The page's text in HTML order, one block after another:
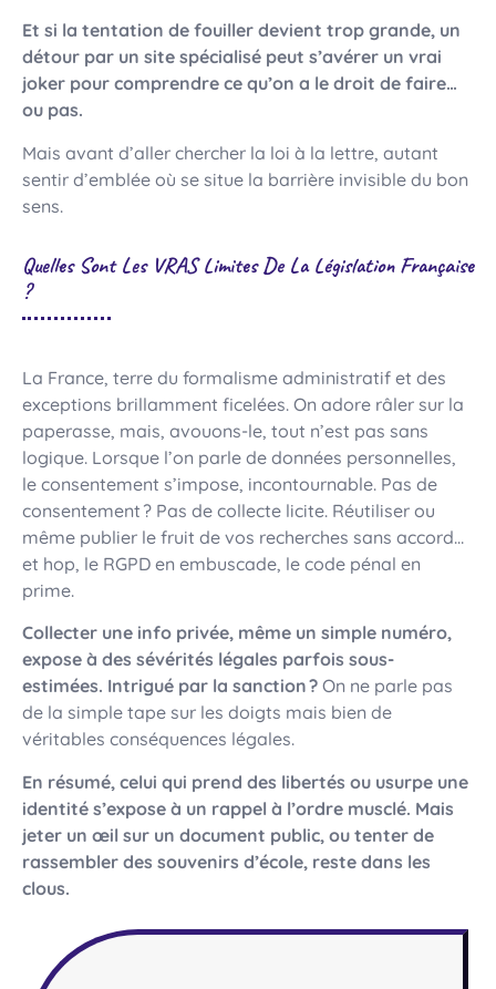
Et si la tentation de fouiller devient trop grande, un
détour par un site spécialisé peut s’avérer un vrai
joker pour comprendre ce qu’on a le droit de faire…
ou pas.
Mais avant d’aller chercher la loi à la lettre, autant
sentir d’emblée où se situe la barrière invisible du bon
sens.
Quelles Sont Les VRAS Limites De La Législation Française
?
La France, terre du formalisme administratif et des
exceptions brillamment ficelées. On adore râler sur la
paperasse, mais, avouons-le, tout n’est pas sans
logique. Lorsque l’on parle de données personnelles,
le consentement s’impose, incontournable. Pas de
consentement ? Pas de collecte licite. Réutiliser ou
même publier le fruit de vos recherches sans accord…
et hop, le RGPD en embuscade, le code pénal en
prime.
Collecter une info privée, même un simple numéro,
expose à des sévérités légales parfois sous-
estimées. Intrigué par la sanction ? On ne parle pas
de la simple tape sur les doigts mais bien de
véritables conséquences légales.
En résumé, celui qui prend des libertés ou usurpe une
identité s’expose à un rappel à l’ordre musclé. Mais
jeter un œil sur un document public, ou tenter de
rassembler des souvenirs d’école, reste dans les
clous.